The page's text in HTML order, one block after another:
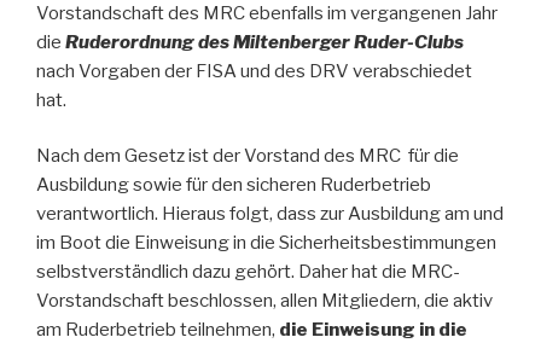
Vorstandschaft des MRC ebenfalls im vergangenen Jahr
die Ruderordnung des Miltenberger Ruder-Clubs
nach Vorgaben der FISA und des DRV verabschiedet
hat.
Nach dem Gesetz ist der Vorstand des MRC für die
Ausbildung sowie für den sicheren Ruderbetrieb
verantwortlich. Hieraus folgt, dass zur Ausbildung am und
im Boot die Einweisung in die Sicherheitsbestimmungen
selbstverständlich dazu gehört. Daher hat die MRC-
Vorstandschaft beschlossen, allen Mitgliedern, die aktiv
am Ruderbetrieb teilnehmen, die Einweisung in die